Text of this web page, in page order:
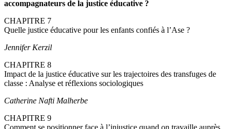
accompagnateurs de la justice éducative ?
CHAPITRE 7
Quelle justice éducative pour les enfants confiés à l’Ase ?
Jennifer Kerzil
CHAPITRE 8
Impact de la justice éducative sur les trajectoires des transfuges de
classe : Analyse et réflexions sociologiques
Catherine Nafti Malherbe
CHAPITRE 9
Comment se positionner face à l’injustice quand on travaille auprès